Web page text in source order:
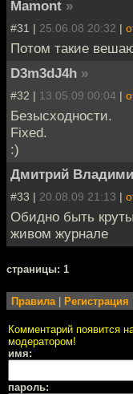
Mamont »
#31 | 25.06.08 20:32 |
Потом такие
D3m3dJ4h »
#32 | 13.05.09 00:04 |
Безысходности.
Fixed.
:)
Дмитрий
#33 | 20.08.09 21:13 |
Обидно быть
живом журнале
cтраницы: 1
Правила Регистрация
Комментарий появится
модератором!
имя:
пароль: